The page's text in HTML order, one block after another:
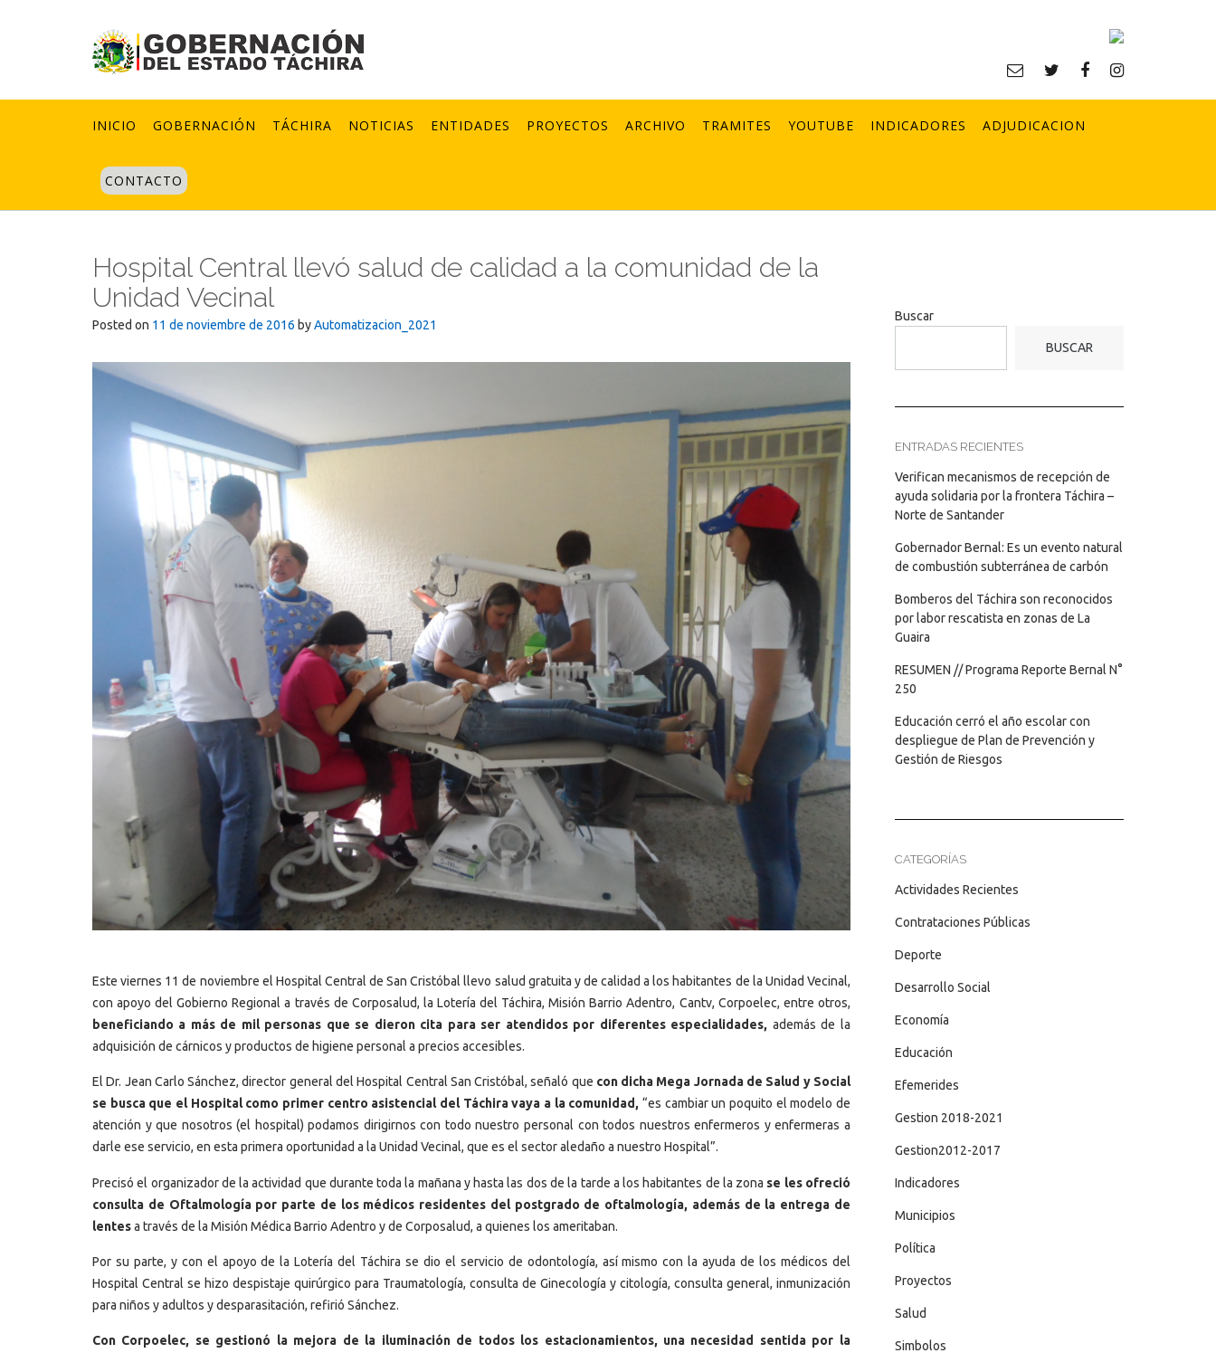
INICIO GOBERNACIÓN TÁCHIRA NOTICIAS ENTIDADES PROYECTOS ARCHIVO TRAMITES YOUTUBE INDICADORES ADJUDICACION
CONTACTO
Hospital Central llevó salud de calidad a la comunidad de la
Unidad Vecinal
Posted on 11 de noviembre de 2016 byAutomatizacion_2021
Este viernes 11 de noviembre el Hospital Central de San Cristóbal llevo salud gratuita y de calidad a los habitantes de la Unidad Vecinal,
con apoyo del Gobierno Regional a través de Corposalud, la Lotería del Táchira, Misión Barrio Adentro, Cantv, Corpoelec, entre otros,
beneficiando a más de mil personas que se dieron cita para ser atendidos por diferentes especialidades, además de la
adquisición de cárnicos y productos de higiene personal a precios accesibles.
El Dr. Jean Carlo Sánchez, director general del Hospital Central San Cristóbal, señaló que con dicha Mega Jornada de Salud y Social
se busca que el Hospital como primer centro asistencial del Táchira vaya a la comunidad, “es cambiar un poquito el modelo de
atención y que nosotros (el hospital) podamos dirigirnos con todo nuestro personal con todos nuestros enfermeros y enfermeras a
darle ese servicio, en esta primera oportunidad a la Unidad Vecinal, que es el sector aledaño a nuestro Hospital”.
Precisó el organizador de la actividad que durante toda la mañana y hasta las dos de la tarde a los habitantes de la zona se les ofreció
consulta de Oftalmología por parte de los médicos residentes del postgrado de oftalmología, además de la entrega de
lentesa través de la Misión Médica Barrio Adentro y de Corposalud, a quienes los ameritaban.
Por su parte, y con el apoyo de la Lotería del Táchira se dio el servicio de odontología, así mismo con la ayuda de los médicos del
Hospital Central se hizo despistaje quirúrgico para Traumatología, consulta de Ginecología y citología, consulta general, inmunización
para niños y adultos y desparasitación, refirió Sánchez.
Con Corpoelec, se gestionó la mejora de la iluminación de todos los estacionamientos, una necesidad sentida por la
Buscar
BUSCAR
ENTRADAS RECIENTES
Verifican mecanismos de recepción de
ayuda solidaria por la frontera Táchira –
Norte de Santander
Gobernador Bernal: Es un evento natural
de combustión subterránea de carbón
Bomberos del Táchira son reconocidos
por labor rescatista en zonas de La
Guaira
RESUMEN // Programa Reporte Bernal N°
250
Educación cerró el año escolar con
despliegue de Plan de Prevención y
Gestión de Riesgos
CATEGORÍAS
Actividades Recientes
Contrataciones Públicas
Deporte
Desarrollo Social
Economía
Educación
Efemerides
Gestion 2018-2021
Gestion2012-2017
Indicadores
Municipios
Política
Proyectos
Salud
Simbolos